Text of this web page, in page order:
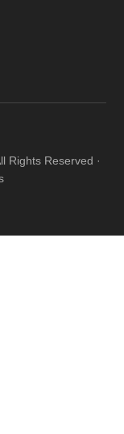
Rights Reserved ·